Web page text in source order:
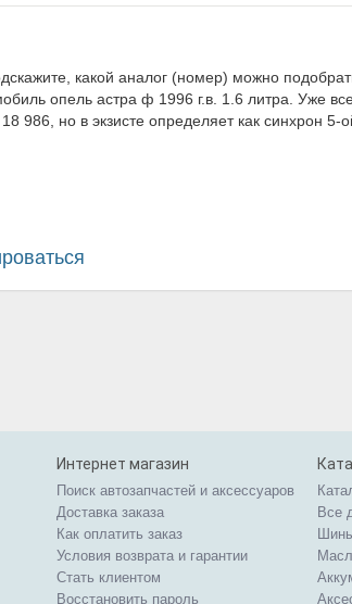
какой аналог (номер) можно
опель астра ф 1996 г.в. 1.6 литра. Уже
18 986, но в экзисте определяет как синхрон
Интернет магазин
Поиск автозапчастей и аксессуаров
Доставка заказа
Как оплатить заказ
Условия возврата и гарантии
Стать клиентом
Восстановить пароль
Все